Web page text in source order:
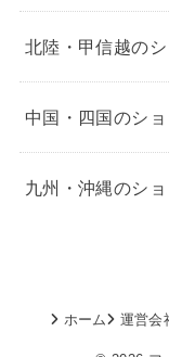
北陸・甲信越の
中国・四国のシ
九州・沖縄のシ
ホーム 運営会